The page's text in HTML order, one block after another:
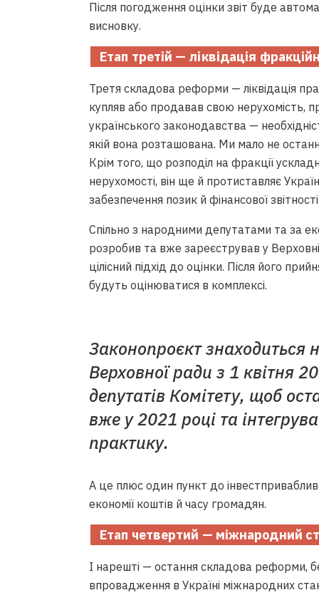
Після погодження оцінки звіт буде
висновку.
Етап третій — ліквідація
Третя складова реформи — ліквідація
купляв або продавав свою нерухомість,
українського законодавства —
якій вона розташована. Ми мало не
Крім того, що розподіл на фракції
нерухомості, він ще й протиставляє
забезпечення позик й фінансової
Спільно з народними депутатами та за
розробив та вже зареєстрував у
цілісний підхід до оцінки. Після його
будуть оцінюватися в комплексі.
Законопроєкт знаходиться
Верховної ради з 1 квітня
депутатів Комітету, щоб
вже у 2021 році та
практику.
А це плюс один пункт до
економії коштів й часу громадян.
Етап четвертий — міжнародний
І нарешті — остання складова реформи,
впровадження в Україні міжнародних